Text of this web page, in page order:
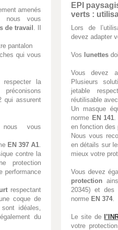
amenés
nous vous
de travail
pantalon
qui vous
respecter la
qui assurent
vous
EN 397 A1
contre la
protection
performance
respectant
coque de
idéales,
du
EPI
verts :
Lors de
devez adapter
Vos lunettes
Vous devez
Plusieurs
jetable
réutilisable
Un masque
norme EN 141.
en fonction des
Nous vous
en détails sur
mieux votre
Vous devez
protection
20345) et des
norme EN 374.
Le site de
votre